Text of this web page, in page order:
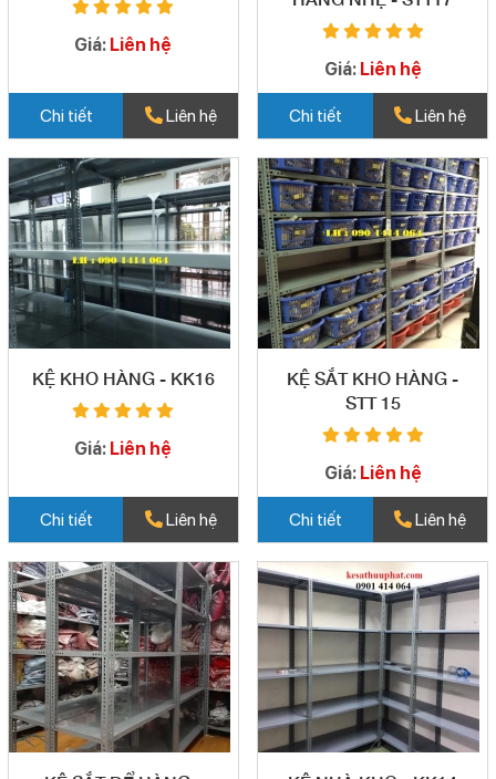
Giá: Liên hệ
Chi tiết Liên hệ
Giá: Liên hệ
Chi tiết Liên hệ
KỆ KHO HÀNG - KK16
Giá: Liên hệ
Chi tiết Liên hệ
KỆ SẮT KHO HÀNG -
STT 15
Giá: Liên hệ
Chi tiết Liên hệ